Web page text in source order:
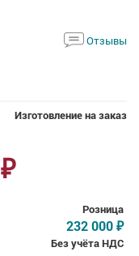
Отзывы
Изготовление на заказ
₽
Розница
232 000 ₽
Без учёта НДС